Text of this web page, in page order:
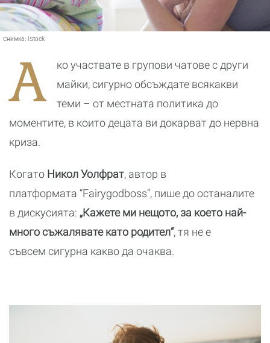
Снимка: iStock
А
ко участвате в групови чатове с други
майки, сигурно обсъждате всякакви
теми – от местната политика до
моментите, в които децата ви докарват до нервна
криза.
Когато Никол Уолфрат, автор в
платформата “Fairygodboss”, пише до останалите
в дискусията: „Кажете ми нещото, за което най-
много съжалявате като родител“, тя не е
съвсем сигурна какво да очаква.